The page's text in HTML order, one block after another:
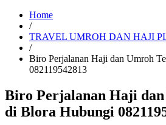
Home
/
TRAVEL UMROH DAN HAJI
/
Biro Perjalanan Haji dan Umroh
082119542813
Biro Perjalanan Haji
di Blora Hubungi